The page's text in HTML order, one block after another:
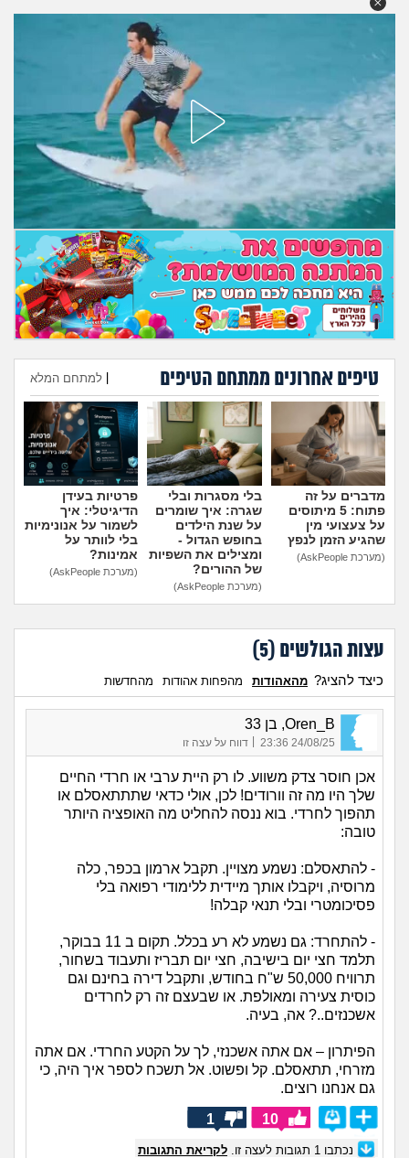
גאווה
טיפים אחרונים ממתחם הטיפים למתחם המלא
הוספת טיפ
מדברים על זה
פתוח: 5 מיתוסים
על צעצועי מין
שהגיע הזמן לנפץ
(מערכת AskPeople)
בלי מסגרות ובלי
שגרה: איך שומרים
על שנת הילדים
בחופש הגדול -
ומצילים את השפיות
של ההורים?
(מערכת AskPeople)
פרטיות בעידן
הדיגיטלי: איך
לשמור על אנונימיות
בלי לוותר על
אמינות?
(מערכת AskPeople)
עצות הגולשים (5
)
כיצד להציג? מהאהודות מהפחות אהודות מהחדשות
Oren_B, בן 33
24/08/25 23:36 דווח על עצה זו
אכן חוסר צדק משווע. לו רק היית ערבי או חרדי החיים
שלך היו מה זה וורודים! לכן, אולי כדאי שתתתאסלם או
תהפוך לחרדי. בוא ננסה להחליט מה האופציה היותר
טובה:
- להתאסלם: נשמע מצויין. תקבל ארמון בכפר, כלה
מרוסיה, ויקבלו אותך מיידית ללימודי רפואה בלי
פסיכומטרי ובלי תנאי קבלה!
- להתחרד: גם נשמע לא רע בכלל. תקום ב 11 בבוקר,
תלמד חצי יום בישיבה, חצי יום תבריז ותעבוד בשחור,
תרוויח 50,000 ש"ח בחודש, ותקבל דירה בחינם וגם
כוסית צעירה ומאולפת. או שבעצם זה רק לחרדים
אשכנזים..? אה, בעיה.
הפיתרון – אם אתה אשכנזי, לך על הקטע החרדי. אם אתה
מזרחי, תתאסלם. קל ופשוט. אל תשכח לספר איך היה, כי
גם אנחנו רוצים.
10
1
נכתבו 1 תגובות לעצה זו. לקריאת התגובות